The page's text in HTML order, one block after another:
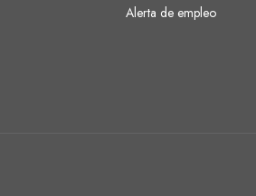
Alerta de empleo